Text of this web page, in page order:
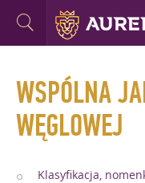
WSPÓLNA
WĘGLOWEJ
Klasyfikacja,